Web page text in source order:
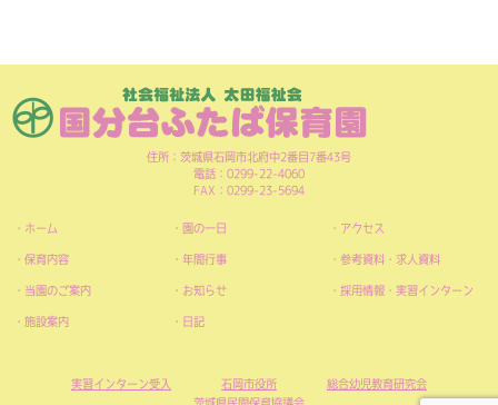
住所：茨城県石岡市北府中2番目7番43号
電話：0299-22-4060
FAX：0299-23-5694
ホーム
保育内容
当園のご案内
施設案内
園の一日
年間行事
お知らせ
日記
アクセス
参考資料・求人資料
採用情報・実習インターン
実習インターン受入 石岡市役所
総合幼児教育研究会
茨城県民間保育協議会